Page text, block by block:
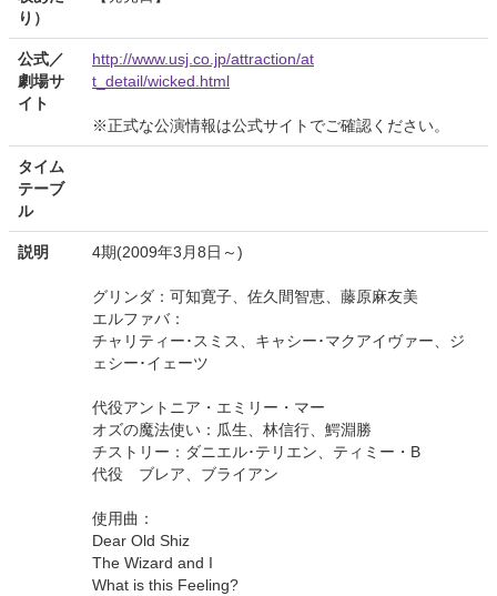
り）
公式／
劇場サ
イト
http://www.usj.co.jp/attraction/at
t_detail/wicked.html
※正式な公演情報は公式サイトでご確認ください。
タイム
テーブ
ル
説明 4期(2009年3月8日～)
グリンダ：可知寛子、佐久間智恵、藤原麻友美
エルファバ：
チャリティー･スミス、キャシー･マクアイヴァー、ジ
ェシー･イェーツ
代役アントニア・エミリー・マー
オズの魔法使い：瓜生、林信行、鰐淵勝
チストリー：ダニエル･テリエン、ティミー・B
代役 ブレア、ブライアン
使用曲：
Dear Old Shiz
The Wizard and I
What is this Feeling?